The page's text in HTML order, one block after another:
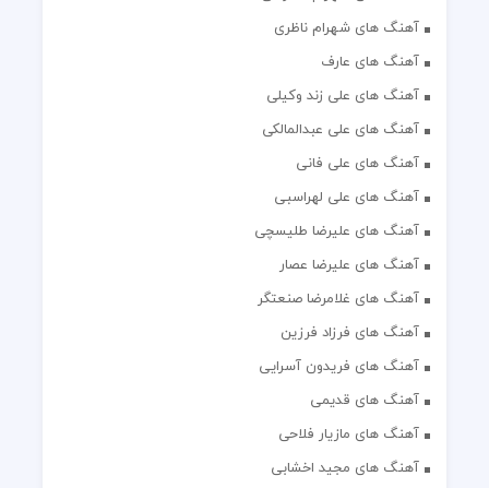
آهنگ های شهرام ناظری
آهنگ های عارف
آهنگ های علی زند وکیلی
آهنگ های علی عبدالمالکی
آهنگ های علی فانی
آهنگ های علی لهراسبی
آهنگ های علیرضا طلیسچی
آهنگ های علیرضا عصار
آهنگ های غلامرضا صنعتگر
آهنگ های فرزاد فرزین
آهنگ های فریدون آسرایی
آهنگ های قدیمی
آهنگ های مازیار فلاحی
آهنگ های مجید اخشابی